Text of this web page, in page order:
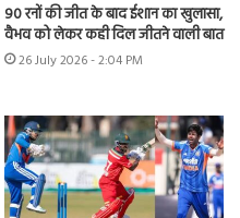
90 रनों की जीत के बाद ईशान का खुलासा,
वैभव को लेकर कही दिल जीतने वाली बात
26 July 2026 - 2:04 PM